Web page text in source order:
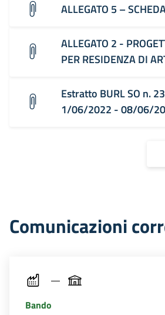
ALLEGATO 5 –
ALLEGATO 2 -
PER RESIDENZA DI
Estratto BURL SO n.
1/06/2022 - 08/06/
Comunicazioni
Bando